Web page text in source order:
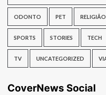
ODONTO PET RELIGIÃO
SPORTS STORIES TECH
TV UNCATEGORIZED
CoverNews Social